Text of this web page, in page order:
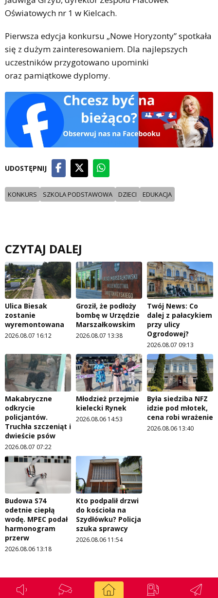
Oświatowych nr 1 w Kielcach.
Pierwsza edycja konkursu „Nowe Horyzonty” spotkała
się z dużym zainteresowaniem. Dla najlepszych
uczestników przygotowano upominki
oraz pamiątkowe dyplomy.
UDOSTĘPNIJ
KONKURS SZKOLA PODSTAWOWA DZIECI EDUKACJA
CZYTAJ DALEJ
Ulica Biesak
zostanie
wyremontowana
2026.08.07 16:12
Groził, że podłoży
bombę w Urzędzie
Marszałkowskim
2026.08.07 13:38
Twój News: Co
dalej z pałacykiem
przy ulicy
Ogrodowej?
2026.08.07 09:13
Makabryczne
odkrycie
policjantów.
Truchła szczeniąt i
dwieście psów
2026.08.07 07:22
Młodzież przejmie
kielecki Rynek
2026.08.06 14:53
Była siedziba NFZ
idzie pod młotek,
cena robi wrażenie
2026.08.06 13:40
Budowa S74
odetnie ciepłą
wodę. MPEC podał
harmonogram
przerw
2026.08.06 13:18
Kto podpalił drzwi
do kościoła na
Szydłówku? Policja
szuka sprawcy
2026.08.06 11:54